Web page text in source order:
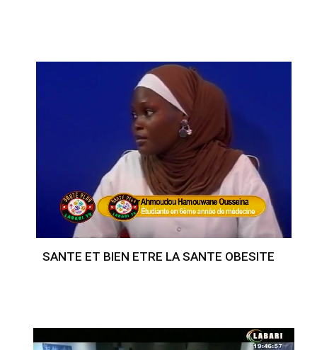
SANTE ET BIEN ETRE LA SANTE OBESITE